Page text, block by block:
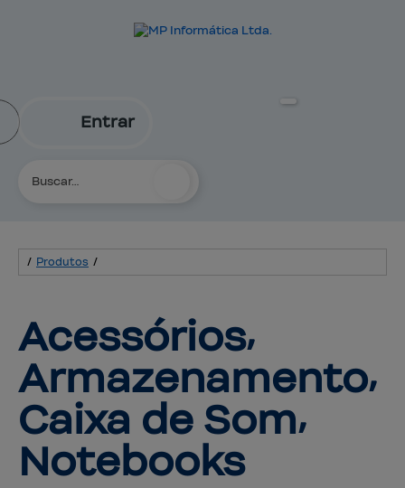
Entrar
/ Produtos /
Acessórios⸴
Armazenamento⸴
Caixa de Som⸴
Notebooks